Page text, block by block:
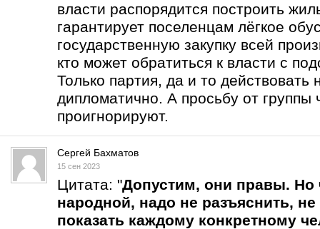
власти распорядится построить
гарантирует поселенцам лёгкое
государственную закупку всей
кто может обратиться к власти с
Только партия, да и то действовать
дипломатично. А просьбу от группы
проигнорируют.
Сергей Бахматов
15 сен 2023
Цитата: "Допустим, они правы. Но
народной, надо не разъяснить, не
показать каждому конкретному